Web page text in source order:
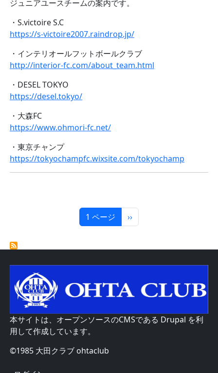
ジュニアユースチームの案内です。
・S.victoire S.C
https://s-victoire2007.raindrop.jp/
・インテリオールフットボールクラブ
http://interior-fc.com/about_team.html
・DESEL TOKYO
https://desel.tokyo/
・大森FC
https://www.ohmori-fc.net/
・東京チャンプ
https://tokyochampfc.wixsite.com/tokyochamp
1 ページ 次ページ
››
本サイトは、オープンソースのCMSである Drupal を利
用して作成しています。
©1985 大田クラブ ohtaclub